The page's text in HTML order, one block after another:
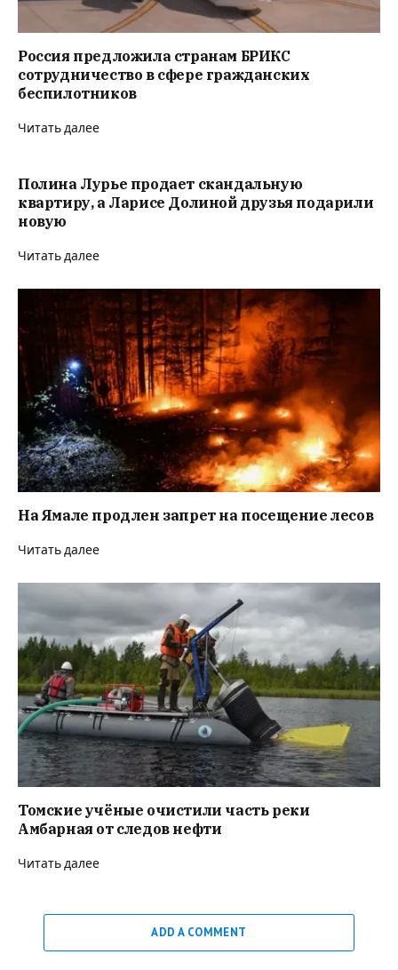
Россия предложила странам БРИКС
сотрудничество в сфере гражданских
беспилотников
Читать далее
Полина Лурье продает скандальную
квартиру, а Ларисе Долиной друзья подарили
новую
Читать далее
На Ямале продлен запрет на посещение лесов
Читать далее
Томские учёные очистили часть реки
Амбарная от следов нефти
Читать далее
ADD A COMMENT